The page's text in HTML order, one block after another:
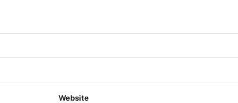
Website